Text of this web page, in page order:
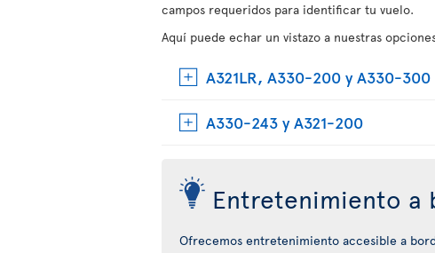
campos requeridos para identificar tu vuelo.
Aquí puede echar un vistazo a nuestras
A321LR, A330-200 y A330-300
A330-243 y A321-200
Entretenimiento a
Ofrecemos entretenimiento accesible a